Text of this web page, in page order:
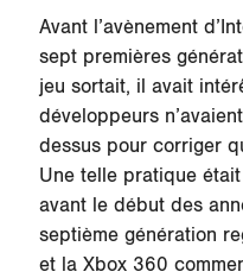
Avant l’avènement
sept premières
jeu sortait, il avait
développeurs
dessus pour corriger
Une telle pratique
avant le début des
septième génération
et la Xbox 360